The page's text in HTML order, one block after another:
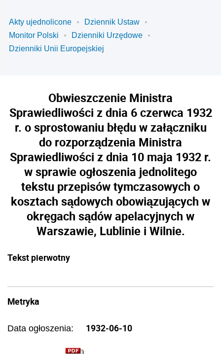
Akty ujednolicone
Dziennik Ustaw
Monitor Polski
Dzienniki Urzędowe
Dzienniki Unii Europejskiej
Obwieszczenie Ministra
Sprawiedliwości z dnia 6 czerwca 1932
r. o sprostowaniu błędu w załączniku
do rozporządzenia Ministra
Sprawiedliwości z dnia 10 maja 1932 r.
w sprawie ogłoszenia jednolitego
tekstu przepisów tymczasowych o
kosztach sądowych obowiązujących w
okręgach sądów apelacyjnych w
Warszawie, Lublinie i Wilnie.
Tekst pierwotny
Metryka
Data ogłoszenia: 1932-06-10